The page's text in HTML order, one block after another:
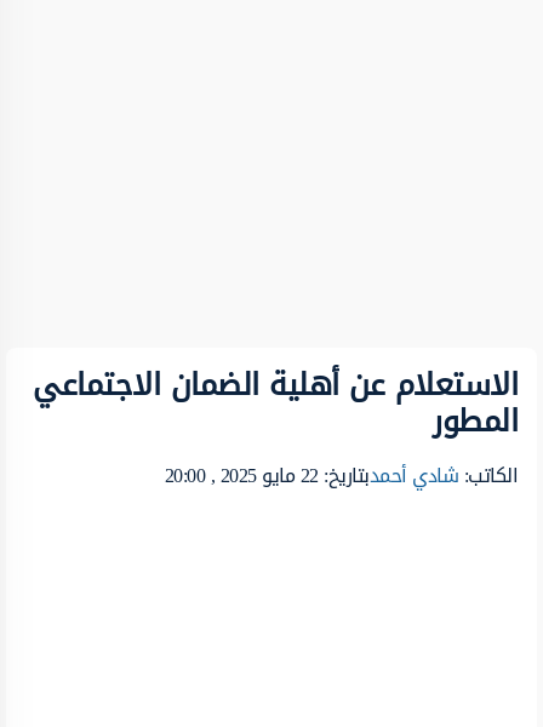
الاستعلام عن أهلية الضمان الاجتماعي
المطور
الكاتب:شادي أحمدبتاريخ: 22 مايو 2025 , 20:00